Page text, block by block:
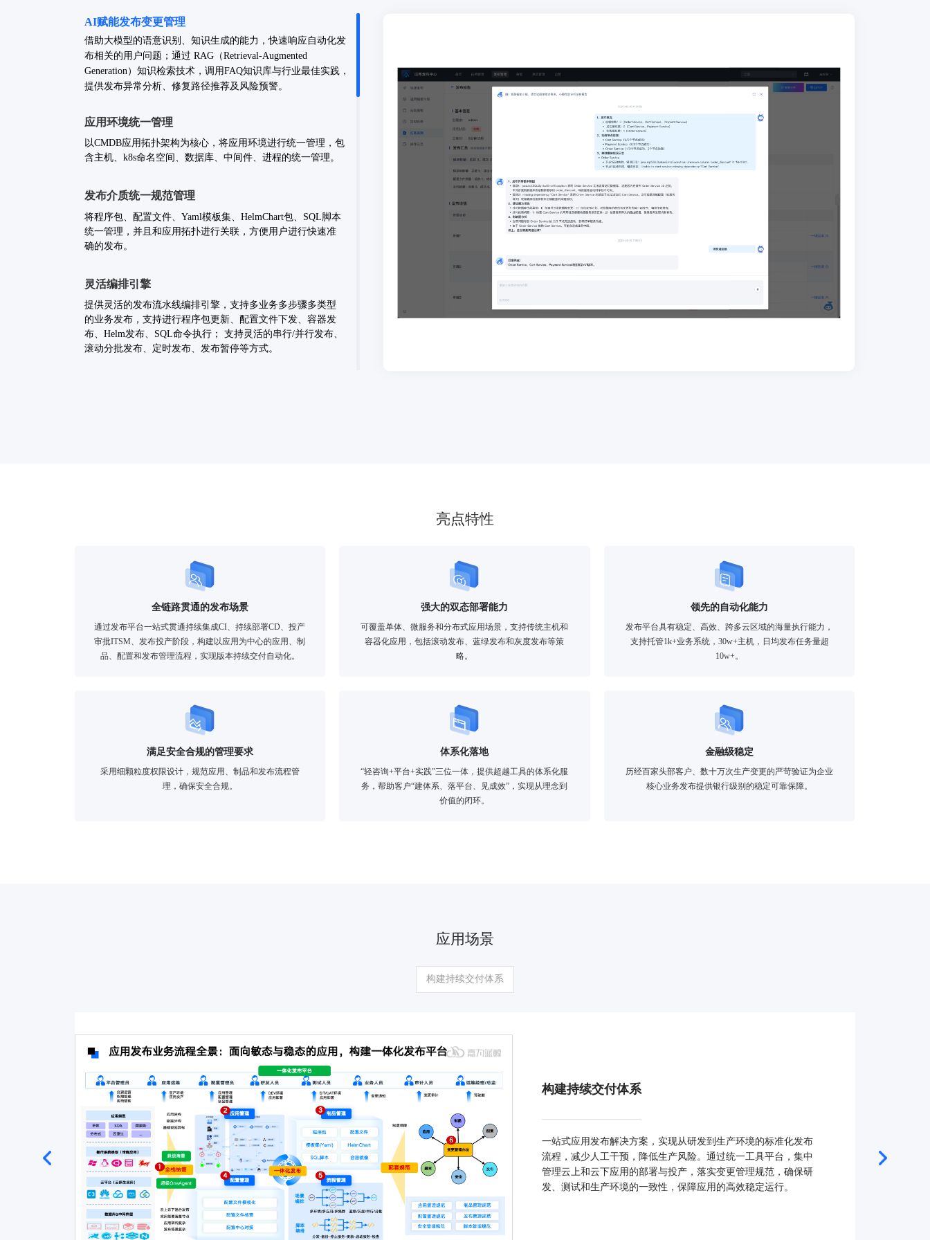
AI能力中台的集成能力，实现全链路价
应用发布驱动有三种方式，一种是人工手
动发起，一种是通过ITSM审批工单驱
动，一种是通过CI系统的流水线驱动。
AI赋能发布变更管理
借助大模型的语意识别、知识生成的能力，快速响应自动化发
布相关的用户问题；通过 RAG（Retrieval-Augmented
Generation）知识检索技术，调用FAQ知识库与行业最佳实践，
提供发布异常分析、修复路径推荐及风险预警。
应用环境统一管理
以CMDB应用拓扑架构为核心，将应用环境进行统一管理，包
含主机、k8s命名空间、数据库、中间件、进程的统一管理。
发布介质统一规范管理
将程序包、配置文件、Yaml模板集、HelmChart包、SQL脚本
统一管理，并且和应用拓扑进行关联，方便用户进行快速准
确的发布。
灵活编排引擎
提供灵活的发布流水线编排引擎，支持多业务多步骤多类型
的业务发布，支持进行程序包更新、配置文件下发、容器发
布、Helm发布、SQL命令执行； 支持灵活的串行/并行发布、
滚动分批发布、定时发布、发布暂停等方式。
长&发布平均时长趋势、发布成功率&发布成功率趋势。
亮点特性
全链路贯通的发布场景
通过发布平台一站式贯通持续集成CI、持续部署CD、投产
审批ITSM、发布投产阶段，构建以应用为中心的应用、制
品、配置和发布管理流程，实现版本持续交付自动化。
强大的双态部署能力
可覆盖单体、微服务和分布式应用场景，支持传统主机和
容器化应用，包括滚动发布、蓝绿发布和灰度发布等策
略。
领先的自动化能力
发布平台具有稳定、高效、跨多云区域的海量执行能力，
支持托管1k+业务系统，30w+主机，日均发布任务量超
10w+。
满足安全合规的管理要求
采用细颗粒度权限设计，规范应用、制品和发布流程管
理，确保安全合规。
体系化落地
“轻咨询+平台+实践”三位一体，提供超越工具的体系化服
务，帮助客户“建体系、落平台、见成效”，实现从理念到
价值的闭环。
金融级稳定
历经百家头部客户、数十万次生产变更的严苛验证为企业
核心业务发布提供银行级别的稳定可靠保障。
应用场景
构建持续交付体系
构建持续交付体系
一站式应用发布解决方案，实现从研发到生产环境的标准化发布
流程，减少人工干预，降低生产风险。通过统一工具平台，集中
管理云上和云下应用的部署与投产，落实变更管理规范，确保研
发、测试和生产环境的一致性，保障应用的高效稳定运行。